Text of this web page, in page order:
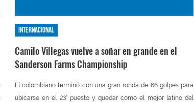
Internacional
Camilo Villegas vuelve a soñar en grande en el
Sanderson Farms Championship
El colombiano terminó con una gran ronda de 66 golpes para
ubicarse en el 23° puesto y quedar como el mejor latino del